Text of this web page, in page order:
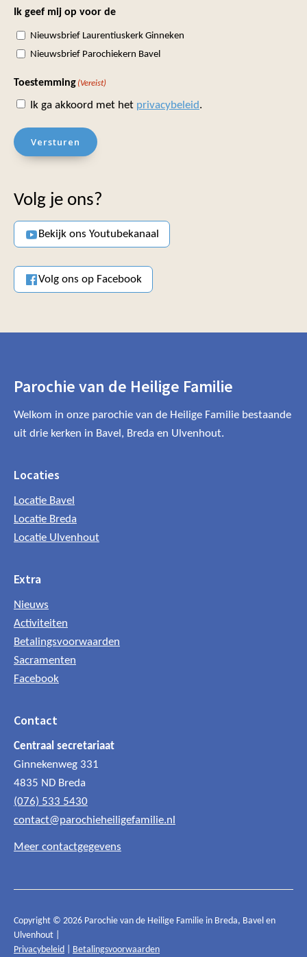
Ik geef mij op voor de
Nieuwsbrief Laurentiuskerk Ginneken
Nieuwsbrief Parochiekern Bavel
Toestemming (Vereist)
Ik ga akkoord met het privacybeleid.
Versturen
Volg je ons?
Bekijk ons Youtubekanaal
Volg ons op Facebook
Parochie van de Heilige Familie
Welkom in onze parochie van de Heilige Familie bestaande
uit drie kerken in Bavel, Breda en Ulvenhout.
Locaties
Locatie Bavel
Locatie Breda
Locatie Ulvenhout
Extra
Nieuws
Activiteiten
Betalingsvoorwaarden
Sacramenten
Facebook
Contact
Centraal secretariaat
Ginnekenweg 331
4835 ND Breda
(076) 533 5430
contact@parochieheiligefamilie.nl
Meer contactgegevens
Copyright © 2026 Parochie van de Heilige Familie in Breda, Bavel en
Ulvenhout |
Privacybeleid
Betalingsvoorwaarden